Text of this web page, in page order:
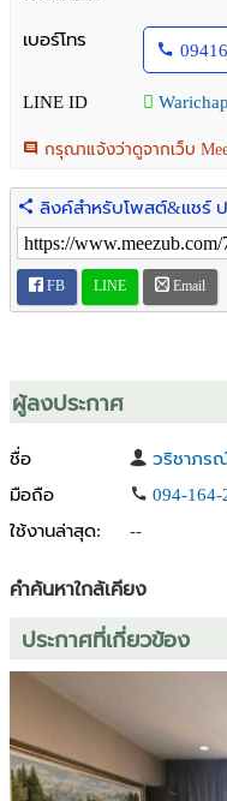
- ปากซอยใกล้ สถานีรถไฟฟ้า
- ใกล้ศูนย์แอมเวย์ สนญ. 600
- มหาวิทยาลัยนิด้า 200 เมตร
- ใกล้ Do Home 1.5 กิโลเมตร
ิติดต่อ 094-164-2978 คุณวิ
ไลน์:WARICHAPORN
เบอร์โทร
LINE ID
กรุณาแจ้งว่าดูจากเว็บ
ลิงค์สำหรับโพสต์&แชร์ ป
FB LINE Email
ผู้ลงประกาศ
ชื่อ
วริชาภร
มือถือ
094-164-
ใช้งานล่าสุด:
--
คำค้นหาใกล้เคียง
ประกาศที่เกี่ยวข้อง